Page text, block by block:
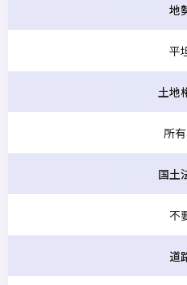
地
平
土地
所
国土
不
道